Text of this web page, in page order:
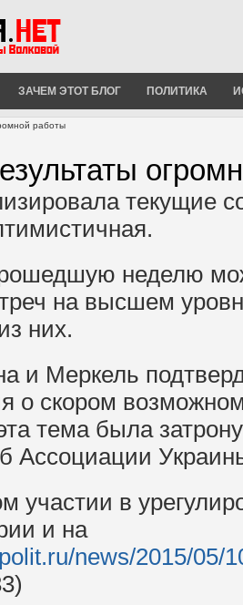
ЗАЧЕМ ЭТОТ БЛОГ ПОЛИТИКА
работы
текущие
неделю
на высшем
них.
и Меркель
о скором
тема была
Ассоциации
участии в
и на
news/2015/05/